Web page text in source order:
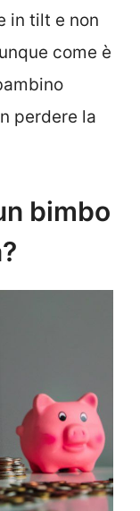
in tilt e non
come è
perdere la
bimbo